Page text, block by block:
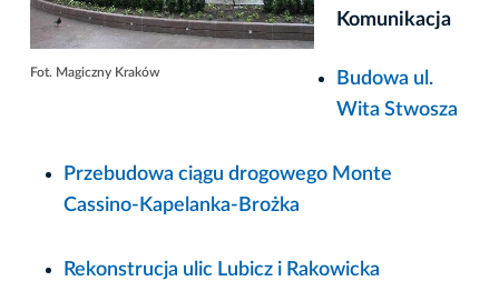
Fot. Magiczny Kraków
Komunikacja
Budowa ul.
Wita Stwosza
Przebudowa ciągu drogowego Monte
Cassino-Kapelanka-Brożka
Rekonstrucja ulic Lubicz i Rakowicka